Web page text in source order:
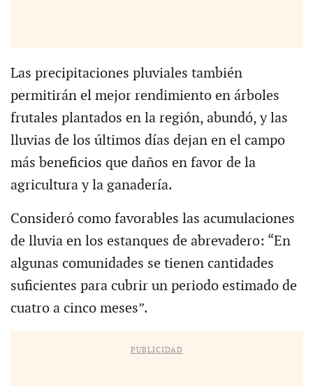
Las precipitaciones pluviales también
permitirán el mejor rendimiento en árboles
frutales plantados en la región, abundó, y las
lluvias de los últimos días dejan en el campo
más beneficios que daños en favor de la
agricultura y la ganadería.
Consideró como favorables las acumulaciones
de lluvia en los estanques de abrevadero: “En
algunas comunidades se tienen cantidades
suficientes para cubrir un periodo estimado de
cuatro a cinco meses”.
PUBLICIDAD